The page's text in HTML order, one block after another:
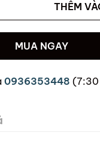
THÊM
MUA NGAY
0936353448